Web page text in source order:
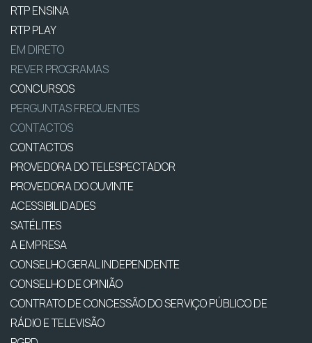
RTP ENSINA
RTP PLAY
EM DIRETO
REVER PROGRAMAS
CONCURSOS
PERGUNTAS FREQUENTES
CONTACTOS
CONTACTOS
PROVEDORA DO TELESPECTADOR
PROVEDORA DO OUVINTE
ACESSIBILIDADES
SATÉLITES
A EMPRESA
CONSELHO GERAL INDEPENDENTE
CONSELHO DE OPINIÃO
CONTRATO DE CONCESSÃO DO SERVIÇO PÚBLICO DE
RÁDIO E TELEVISÃO